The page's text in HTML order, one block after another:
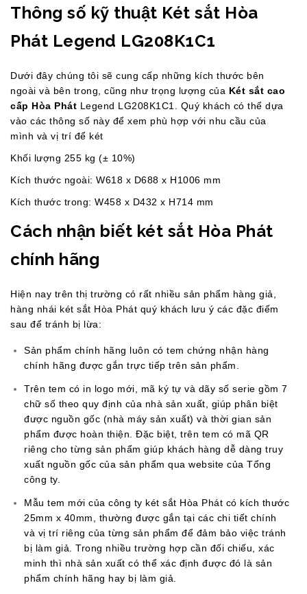
Thông số kỹ thuật Két sắt Hòa
Phát Legend LG208K1C1
Dưới đây chúng tôi sẽ cung cấp những kích thước bên
ngoài và bên trong, cũng như trọng lượng của Két sắt cao
cấp Hòa Phát Legend LG208K1C1. Quý khách có thể dựa
vào các thông số này để xem phù hợp với nhu cầu của
mình và vị trí để két
Khối lượng 255 kg (± 10%)
Kích thước ngoài: W618 x D688 x H1006 mm
Kích thước trong: W458 x D432 x H714 mm
Cách nhận biết két sắt Hòa Phát
chính hãng
Hiện nay trên thị trường có rất nhiều sản phẩm hàng giả,
hàng nhái két sắt Hòa Phát quý khách lưu ý các đặc điểm
sau để tránh bị lừa:
Sản phẩm chính hãng luôn có tem chứng nhận hàng
chính hãng được gắn trực tiếp trên sản phẩm.
Trên tem có in logo mới, mã ký tự và dãy số serie gồm 7
chữ số theo quy định của nhà sản xuất, giúp phân biệt
được nguồn gốc (nhà máy sản xuất) và thời gian sản
phẩm được hoàn thiện. Đặc biệt, trên tem có mã QR
riêng cho từng sản phẩm giúp khách hàng dễ dàng truy
xuất nguồn gốc của sản phẩm qua website của Tổng
công ty.
Mẫu tem mới của công ty két sắt Hòa Phát có kích thước
25mm x 40mm, thường được gắn tại các chi tiết chính
và vị trí riêng của từng sản phẩm để đảm bảo việc tránh
bị làm giả. Trong nhiều trường hợp cần đối chiếu, xác
minh thì nhà sản xuất có thể xác định được đó là sản
phẩm chính hãng hay bị làm giả.